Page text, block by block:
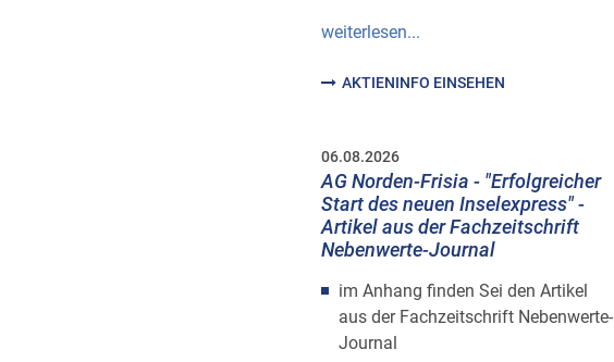
weiterlesen...
AKTIENINFO EINSEHEN
06.08.2026
AG Norden-Frisia - "Erfolgreicher
Start des neuen Inselexpress" -
Artikel aus der Fachzeitschrift
Nebenwerte-Journal
im Anhang finden Sei den Artikel
aus der Fachzeitschrift Nebenwerte-
Journal